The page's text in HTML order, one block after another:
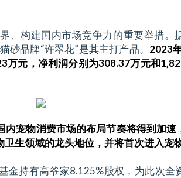
、构建国内市场竞争力的重要举措。
品牌“许翠花”是其主打产品。 2023
万元，净利润分别为308.37万元和
内宠物消费市场的布局节奏将得到加速
生领域的龙头地位，并将首次进入宠
金持有高爷家8.125%股权，为此次全